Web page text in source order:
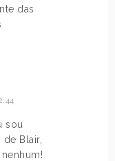
das
sou
Blair,